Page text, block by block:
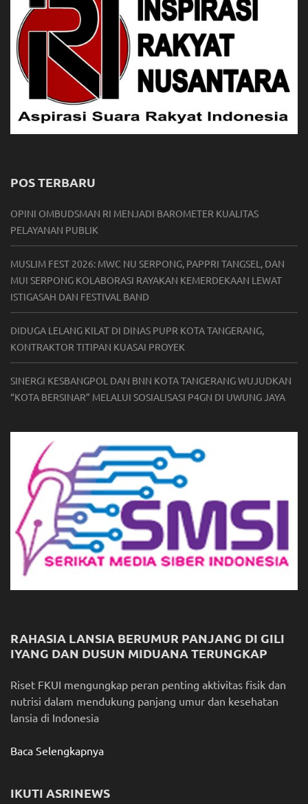
POS TERBARU
OPINI OMBUDSMAN RI MENJADI BAROMETER KUALITAS
PELAYANAN PUBLIK
MUSLIM FEST 2026: MWC NU SERPONG, PAPPRI TANGSEL, DAN
MUI SERPONG KOLABORASI RAYAKAN KEMERDEKAAN LEWAT
ISTIGASAH DAN FESTIVAL BAND
DIDUGA LELANG KILAT DI DINAS PUPR KOTA TANGERANG,
KONTRAKTOR TITIPAN KUASAI PROYEK
SINERGI KESBANGPOL DAN BNN KOTA TANGERANG WUJUDKAN
“KOTA BERSINAR” MELALUI SOSIALISASI P4GN DI UWUNG JAYA
RAHASIA LANSIA BERUMUR PANJANG DI GILI
IYANG DAN DUSUN MIDUANA TERUNGKAP
Riset FKUI mengungkap peran penting aktivitas fisik dan
nutrisi dalam mendukung panjang umur dan kesehatan
lansia di Indonesia
Baca Selengkapnya
IKUTI ASRINEWS